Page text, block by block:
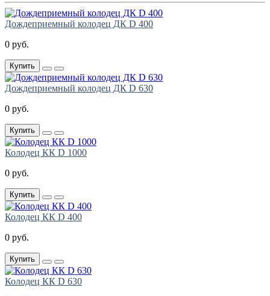
Дождеприемный колодец ДК D 400
0 руб.
Купить
Дождеприемный колодец ДК D 630
0 руб.
Купить
Колодец КК D 1000
0 руб.
Купить
Колодец КК D 400
0 руб.
Купить
Колодец КК D 630